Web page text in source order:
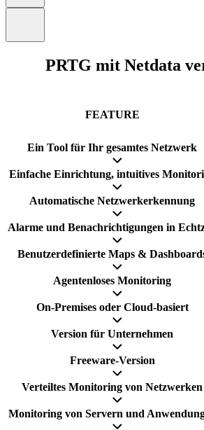
PRTG mit Netdata
FEATURE
Ein Tool für Ihr gesamtes Netzwerk
Einfache Einrichtung, intuitives
Automatische Netzwerkerkennung
Alarme und Benachrichtigungen in
Benutzerdefinierte Maps &
Agentenloses Monitoring
On-Premises oder Cloud-basiert
Version für Unternehmen
Freeware-Version
Verteiltes Monitoring von Netzwerken
Monitoring von Servern und